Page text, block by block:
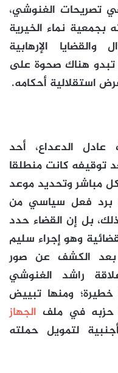
تصريحات الغنوشي،
بجمعية نماء الخيرية
الإرهابية
تبدو هناك صحوة على
استقلالية أحكامه.
عادل الدعداع، أحد
توقيفه كانت منطلقا
مباشر وتحديد موعد
برد فعل سياسي من
بل إن القضاء حدد
وهو إجراء سليم
بعد الكشف عن صور
راشد الغنوشي
خطيرة؛ ومنها تبييض
حزبه في ملف الجهاز
لتمويل حملته